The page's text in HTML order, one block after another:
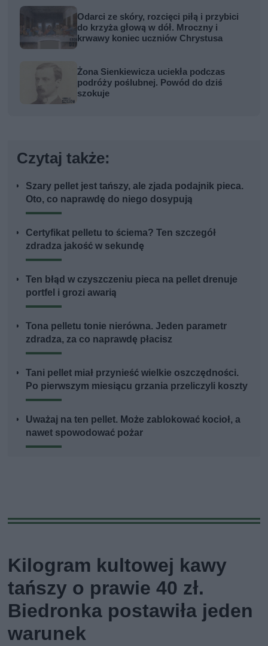
Odarci ze skóry, rozcięci piłą i przybici
do krzyża głową w dół. Mroczny i
krwawy koniec uczniów Chrystusa
Żona Sienkiewicza uciekła podczas
podróży poślubnej. Powód do dziś
szokuje
Czytaj także:
Szary pellet jest tańszy, ale zjada podajnik pieca.
Oto, co naprawdę do niego dosypują
Certyfikat pelletu to ściema? Ten szczegół
zdradza jakość w sekundę
Ten błąd w czyszczeniu pieca na pellet drenuje
portfel i grozi awarią
Tona pelletu tonie nierówna. Jeden parametr
zdradza, za co naprawdę płacisz
Tani pellet miał przynieść wielkie oszczędności.
Po pierwszym miesiącu grzania przeliczyli koszty
Uważaj na ten pellet. Może zablokować kocioł, a
nawet spowodować pożar
Kilogram kultowej kawy
tańszy o prawie 40 zł.
Biedronka postawiła jeden
warunek